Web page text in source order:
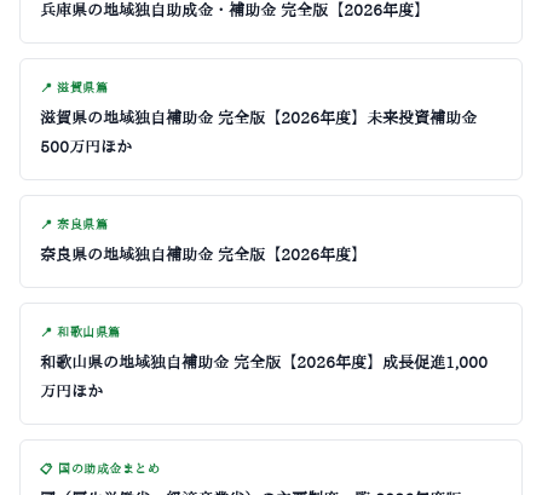
兵庫県の地域独自助成金・補助金 完全版【2026年度】
📍 滋賀県篇
滋賀県の地域独自補助金 完全版【2026年度】未来投資補助金
500万円ほか
📍 奈良県篇
奈良県の地域独自補助金 完全版【2026年度】
📍 和歌山県篇
和歌山県の地域独自補助金 完全版【2026年度】成長促進1,000
万円ほか
📋 国の助成金まとめ